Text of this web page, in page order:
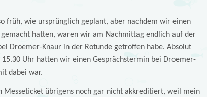
früh, wie ursprünglich geplant, aber nachdem wir einen
hatten, waren wir am Nachmittag endlich auf der
Droemer-Knaur in der Rotunde getroffen habe. Absolut
Uhr hatten wir einen Gesprächstermin bei Droemer-
dabei war.
Messeticket übrigens noch gar nicht akkreditiert, weil mein